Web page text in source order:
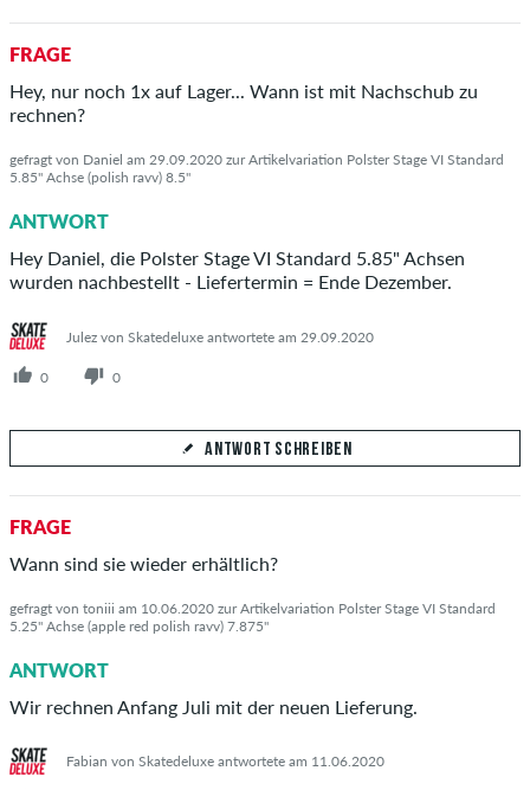
Deine Antwort
Beantworte hier die Frage von Ben
FRAGE
Hey, nur noch 1x auf Lager... Wann ist mit Nachschub zu
rechnen?
gefragt von Daniel am 29.09.2020 zur Artikelvariation Polster Stage VI Standard
5.85" Achse (polish ravv) 8.5"
ANTWORT
Hey Daniel, die Polster Stage VI Standard 5.85" Achsen
wurden nachbestellt - Liefertermin = Ende Dezember.
Julez von Skatedeluxe antwortete am 29.09.2020
0 0
ANTWORT SCHREIBEN
Beantworte hier die Frage von Daniel
FRAGE
Wann sind sie wieder erhältlich?
gefragt von toniii am 10.06.2020 zur Artikelvariation Polster Stage VI Standard
5.25" Achse (apple red polish ravv) 7.875"
ANTWORT
Wir rechnen Anfang Juli mit der neuen Lieferung.
Fabian von Skatedeluxe antwortete am 11.06.2020